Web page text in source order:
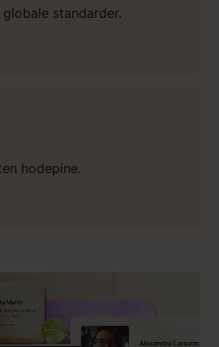
standarder.
hodepine.